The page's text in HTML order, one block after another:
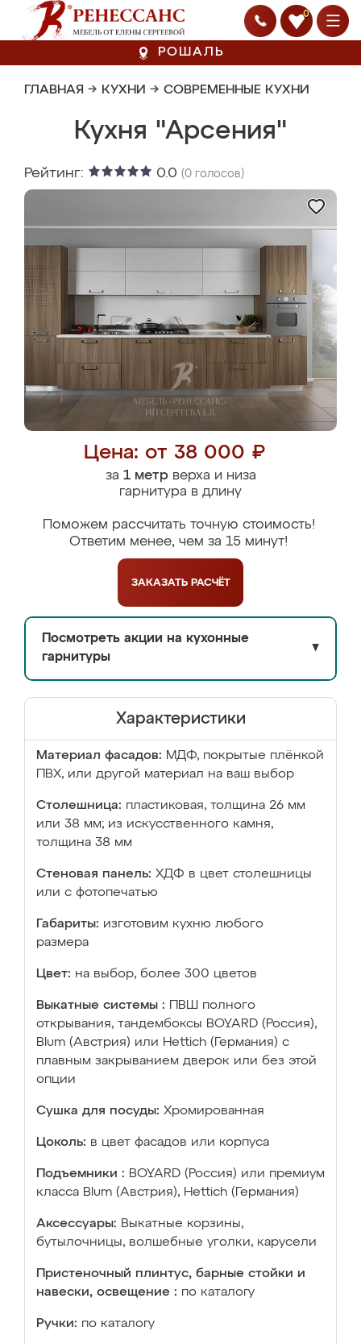
0
РОШАЛЬ
ГЛАВНАЯ → КУХНИ → СОВРЕМЕННЫЕ КУХНИ
Кухня "Арсения"
Рейтинг: 0.0 (0 голосов)
Цена: от 38 000 ₽
за 1 метрверха и низа
гарнитура в длину
Поможем рассчитать точную стоимость!
Ответим менее, чем за 15 минут!
ЗАКАЗАТЬ РАСЧЁТ
Посмотреть акции на кухонные
гарнитуры
▼
Характеристики
Материал фасадов: МДФ, покрытые плёнкой
ПВХ, или другой материал на ваш выбор
Столешница: пластиковая, толщина 26 мм
или 38 мм; из искусственного камня,
толщина 38 мм
Стеновая панель: ХДФ в цвет столешницы
или с фотопечатью
Габариты: изготовим кухню любого
размера
Цвет: на выбор, более 300 цветов
Выкатные системы :
ПВШ полного
открывания, тандембоксы BOYARD (Россия),
Blum (Австрия) или Hettich (Германия) с
плавным закрыванием дверок или без этой
опции
Сушка для посуды: Хромированная
Цоколь: в цвет фасадов или корпуса
Подъемники : BOYARD (Россия) или премиум
класса Blum (Австрия), Hettich (Германия)
Аксессуары: Выкатные корзины,
бутылочницы, волшебные уголки, карусели
Пристеночный плинтус, барные стойки и
навески, освещение : по каталогу
Ручки: по каталогу